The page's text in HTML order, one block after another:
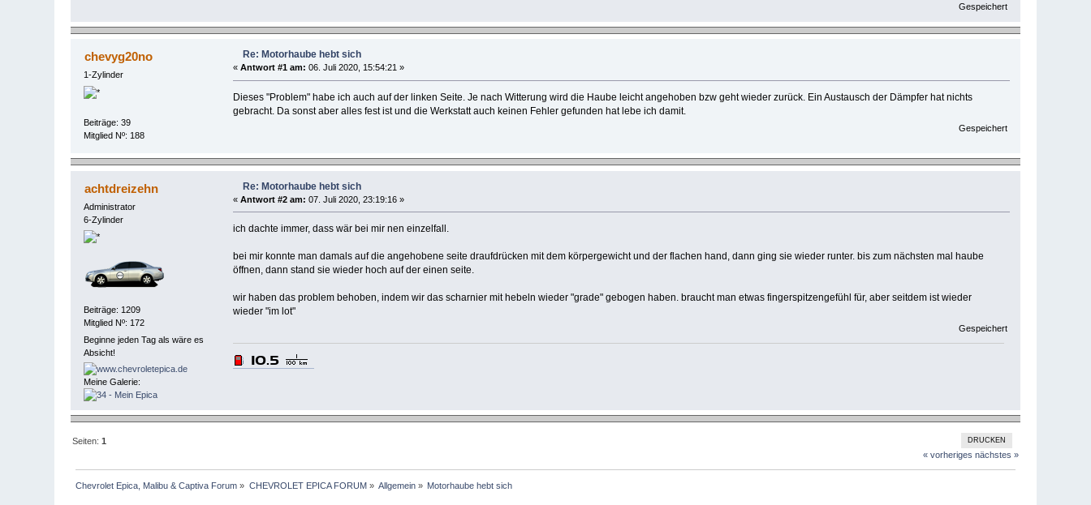
Gespeichert
chevyg20no
1-Zylinder
Beiträge: 39
Mitglied Nº: 188
Re: Motorhaube hebt sich
« Antwort #1 am: 06. Juli 2020, 15:54:21 »
Dieses "Problem" habe ich auch auf der linken Seite. Je nach Witterung wird die Haube leicht angehoben bzw geht wieder zurück. Ein Austausch der Dämpfer hat nichts
gebracht. Da sonst aber alles fest ist und die Werkstatt auch keinen Fehler gefunden hat lebe ich damit.
Gespeichert
achtdreizehn
Administrator
6-Zylinder
Beiträge: 1209
Mitglied Nº: 172
Beginne jeden Tag als wäre es
Absicht!
Meine Galerie:
Re: Motorhaube hebt sich
« Antwort #2 am: 07. Juli 2020, 23:19:16 »
ich dachte immer, dass wär bei mir nen einzelfall.
bei mir konnte man damals auf die angehobene seite draufdrücken mit dem körpergewicht und der flachen hand, dann ging sie wieder runter. bis zum nächsten mal haube
öffnen, dann stand sie wieder hoch auf der einen seite.
wir haben das problem behoben, indem wir das scharnier mit hebeln wieder "grade" gebogen haben. braucht man etwas fingerspitzengefühl für, aber seitdem ist wieder
wieder "im lot"
Gespeichert
DRUCKEN
Seiten:1
« vorheriges nächstes »
Chevrolet Epica, Malibu & Captiva Forum » CHEVROLET EPICA FORUM» Allgemein » Motorhaube hebt sich